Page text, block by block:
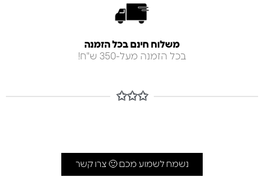
משלוח חינם בכל הזמנה
בכל הזמנה מעל-350 ש"ח!
✩✩✩
נשמח לשמוע מכם 🙂 צרו קשר